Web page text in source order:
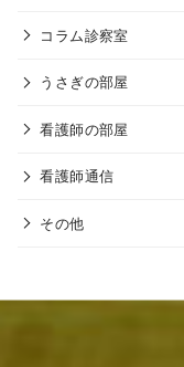
コラム診察室
うさぎの部屋
看護師の部屋
看護師通信
その他